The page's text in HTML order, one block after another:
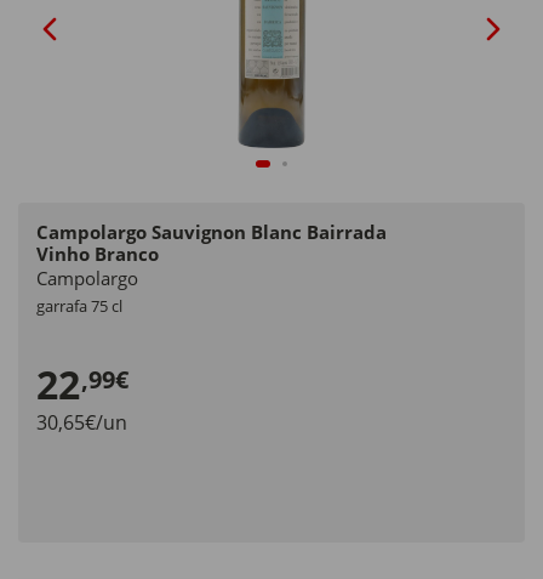
Campolargo Sauvignon Blanc Bairrada
Vinho Branco
Campolargo
garrafa 75 cl
22,99€
30,65€/un